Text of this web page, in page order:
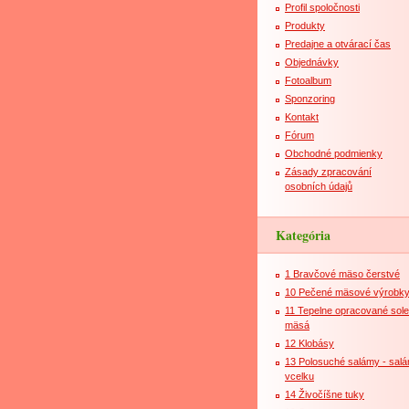
Profil spoločnosti
Produkty
Predajne a otvárací čas
Objednávky
Fotoalbum
Sponzoring
Kontakt
Fórum
Obchodné podmienky
Zásady zpracování
osobních údajů
Kategória
1 Bravčové mäso čerstvé
10 Pečené mäsové výrobky
11 Tepelne opracované
mäsá
12 Klobásy
13 Polosuché salámy -
vcelku
14 Živočíšne tuky